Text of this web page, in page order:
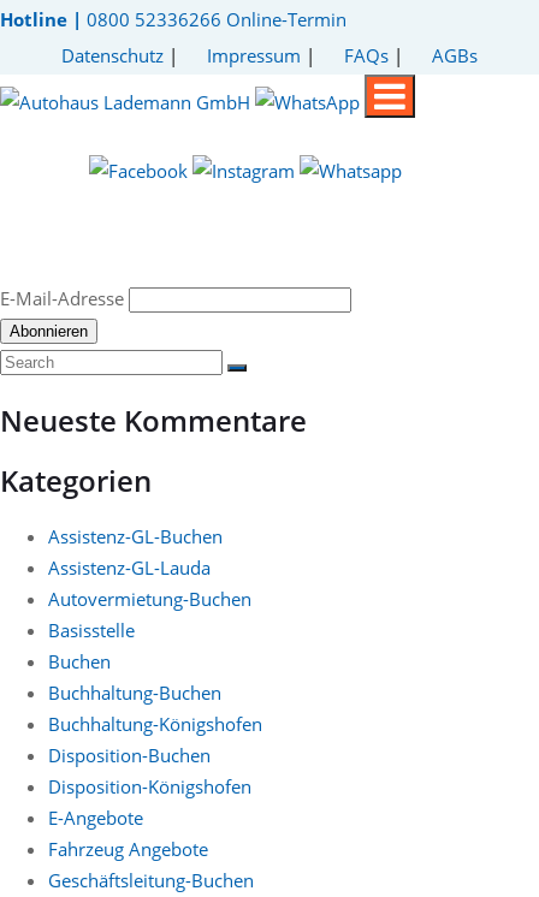
Hotline | 0800 52336266 Online-Termin
Datenschutz | Impressum | FAQs | AGBs
E-Mail-Adresse
Neueste Kommentare
Kategorien
Assistenz-GL-Buchen
Assistenz-GL-Lauda
Autovermietung-Buchen
Basisstelle
Buchen
Buchhaltung-Buchen
Buchhaltung-Königshofen
Disposition-Buchen
Disposition-Königshofen
E-Angebote
Fahrzeug Angebote
Geschäftsleitung-Buchen